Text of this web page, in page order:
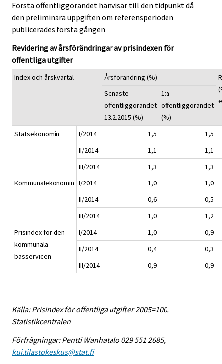
Första offentliggörandet hänvisar till den tidpunkt då
den preliminära uppgiften om referensperioden
publicerades första gången
Revidering av årsförändringar av prisindexen för
offentliga utgifter
Index och årskvartal Årsförändring (%)
Senaste
offentliggörandet
13.2.2015 (%)
1:a
offentliggörandet
(%)
Statsekonomin
I/2014 1,5
1,5
II/2014
1,1
1,1
III/2014
1,3
1,3
Kommunalekonomin I/2014 1,0
1,0
II/2014
0,6
0,5
III/2014
1,0
1,2
Prisindex för den
kommunala
basservicen
I/2014 1,0
0,9
II/2014
0,4
0,3
III/2014
0,9 0,9
Källa: Prisindex för offentliga utgifter 2005=100.
Statistikcentralen
Förfrågningar: Pentti Wanhatalo 029 551 2685,
kui.tilastokeskus@stat.fi